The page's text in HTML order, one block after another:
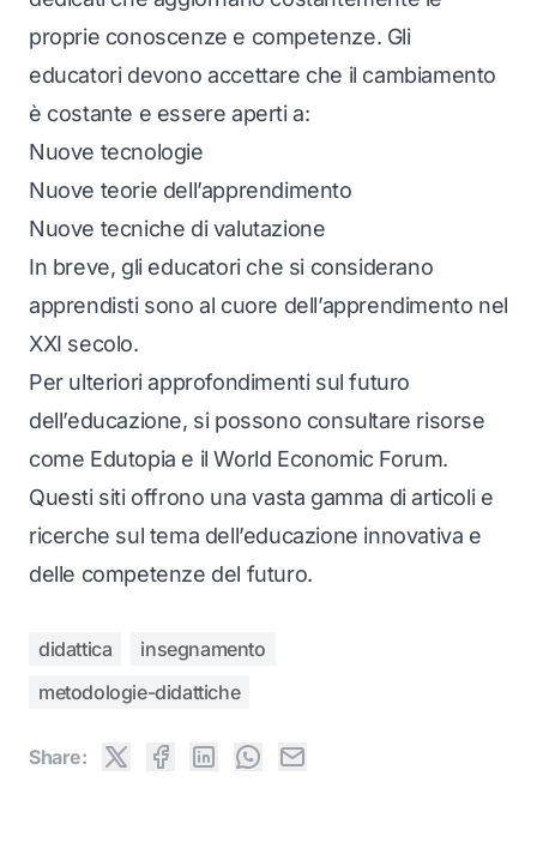
proprie conoscenze e competenze. Gli
educatori devono accettare che il cambiamento
è costante e essere aperti a:
Nuove tecnologie
Nuove teorie dell’apprendimento
Nuove tecniche di valutazione
In breve, gli educatori che si considerano
apprendisti sono al cuore dell’apprendimento nel
XXI secolo.
Per ulteriori approfondimenti sul futuro
dell’educazione, si possono consultare risorse
come Edutopia e ilWorld Economic Forum.
Questi siti offrono una vasta gamma di articoli e
ricerche sul tema dell’educazione innovativa e
delle competenze del futuro.
didattica
insegnamento
metodologie-didattiche
Share: